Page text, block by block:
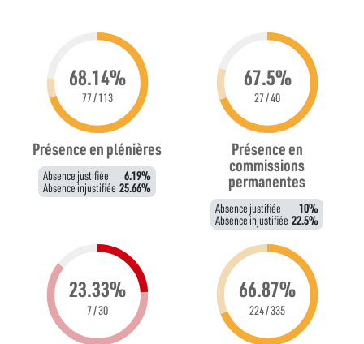
68.14%
77 / 113
Présence en plénières
Absence justifiée 6.19%
Absence injustifiée 25.66%
67.5%
27 / 40
Présence en
commissions
permanentes
Absence justifiée 10%
Absence injustifiée 22.5%
23.33%
7 / 30
66.87%
224 / 335